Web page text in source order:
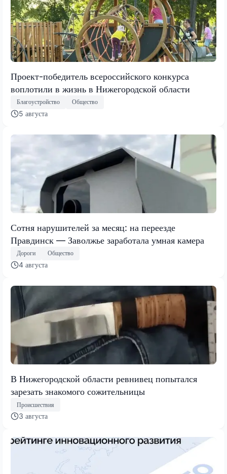
Проект-победитель всероссийского конкурса
воплотили в жизнь в Нижегородской области
Благоустройство Общество
5 августа
Сотня нарушителей за месяц: на переезде
Правдинск — Заволжье заработала умная камера
Дороги Общество
4 августа
В Нижегородской области ревнивец попытался
зарезать знакомого сожительницы
Происшествия
3 августа